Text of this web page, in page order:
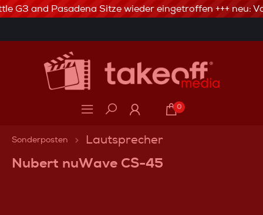
3% Skonto bei Vorkasse via Banküberweisung
G3 and Pasadena Sitze wieder eingetroffen +++ neu:
0
Sonderposten Lautsprecher
Nubert nuWave CS-45